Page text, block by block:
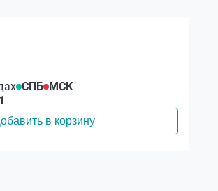
СПБ МСК
в корзину